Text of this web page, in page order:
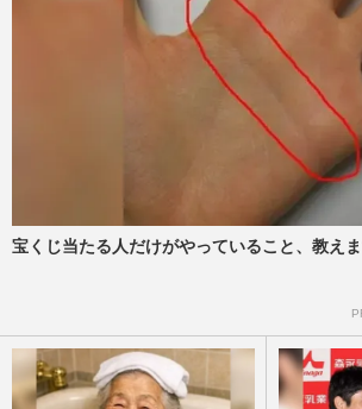
「令和のダウンタウン
之に暴言炎上も霜降り
支持される理由
週刊女性PRIME
西野亮廣 外部スタッフ
実は“側近のマネージャ
覚でSNSでは対応に疑問
週刊女性PRIME
6年ぶり生放送バラエテ
表も共演者やスタッフ
週刊女性PRIME
宝くじ当たる人だけがやっていること、教え